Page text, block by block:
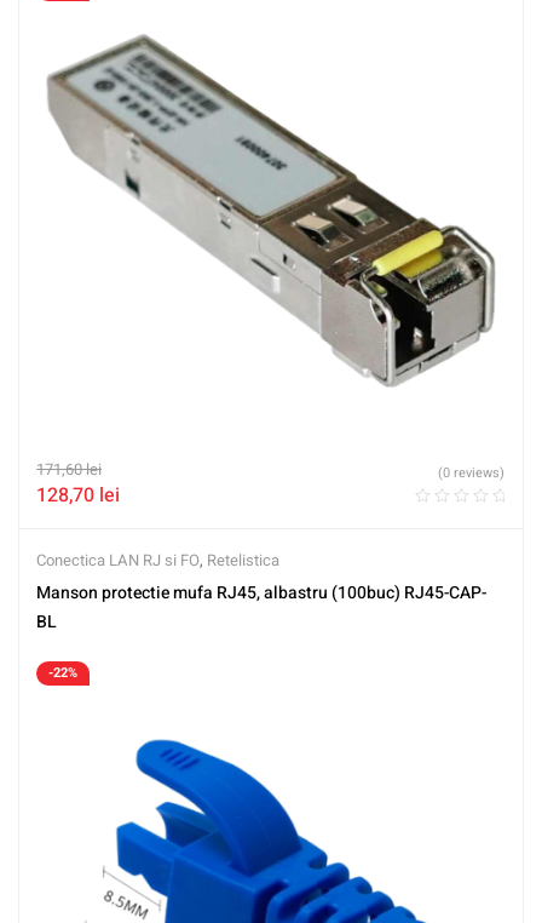
171,60lei
128,70 lei
(0 reviews)
Conectica LAN RJ si FO, Retelistica
Manson protectie mufa RJ45, albastru (100buc) RJ45-CAP-
BL
-22%